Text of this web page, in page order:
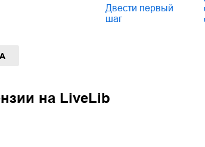
Двести первый
шаг
на LiveLib